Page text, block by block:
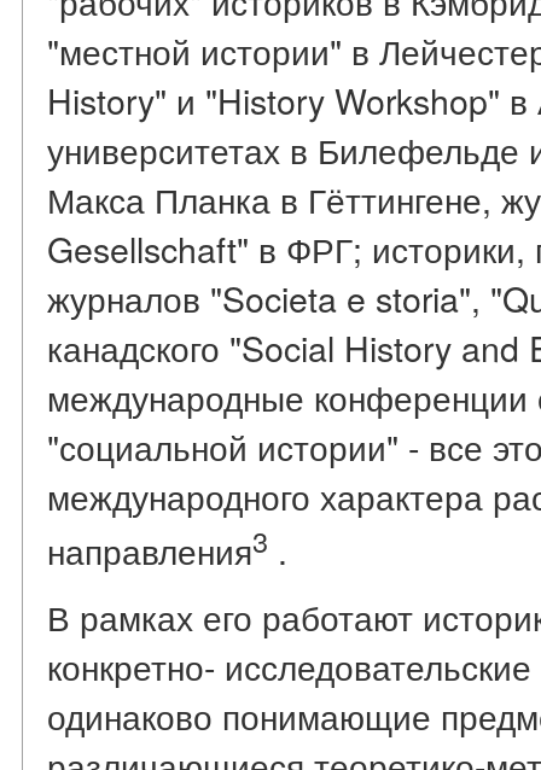
"местной истории" в
History" и "History Workshop"
университетах в Билефельде
Макса Планка в Гёттингене,
Gesellschaft" в ФРГ; историки,
журналов "Societa e storia",
канадского "Social History and
международные конференции
"социальной истории" - все
международного характера
направления3 .
В рамках его работают
конкретно-
одинаково понимающие